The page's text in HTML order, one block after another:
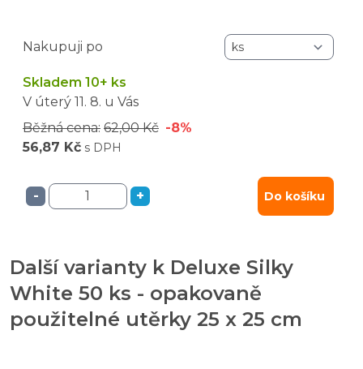
Nakupuji po
Skladem 10+ ks
V úterý 11. 8. u Vás
Běžná cena: 62,00 Kč -8%
56,87 Kč s DPH
- + Do košíku
Další varianty k Deluxe Silky
White 50 ks - opakovaně
použitelné utěrky 25 x 25 cm